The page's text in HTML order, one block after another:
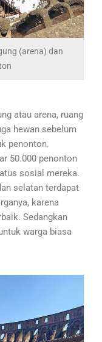
(arena) dan
atau arena, ruang
hewan sebelum
penonton.
50.000 penonton
sosial mereka.
selatan terdapat
karena
Sedangkan
warga biasa